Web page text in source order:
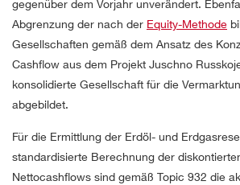
gegenüber dem Vorjahr unverändert.
Abgrenzung der nach der Equity-Methode
Gesellschaften gemäß dem Ansatz des
Cashflow aus dem Projekt Juschno
konsolidierte Gesellschaft für die
abgebildet.
Für die Ermittlung der Erdöl- und
standardisierte Berechnung der
Nettocashflows sind gemäß Topic 932 die